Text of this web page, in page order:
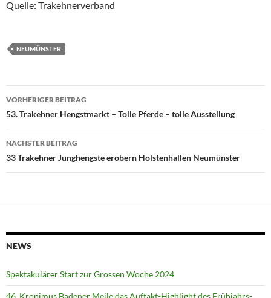
Quelle: Trakehnerverband
NEUMÜNSTER
Beitragsnavigation
VORHERIGER BEITRAG
53. Trakehner Hengstmarkt – Tolle Pferde – tolle Ausstellung
NÄCHSTER BEITRAG
33 Trakehner Junghengste erobern Holstenhallen Neumünster
NEWS
Spektakulärer Start zur Grossen Woche 2024